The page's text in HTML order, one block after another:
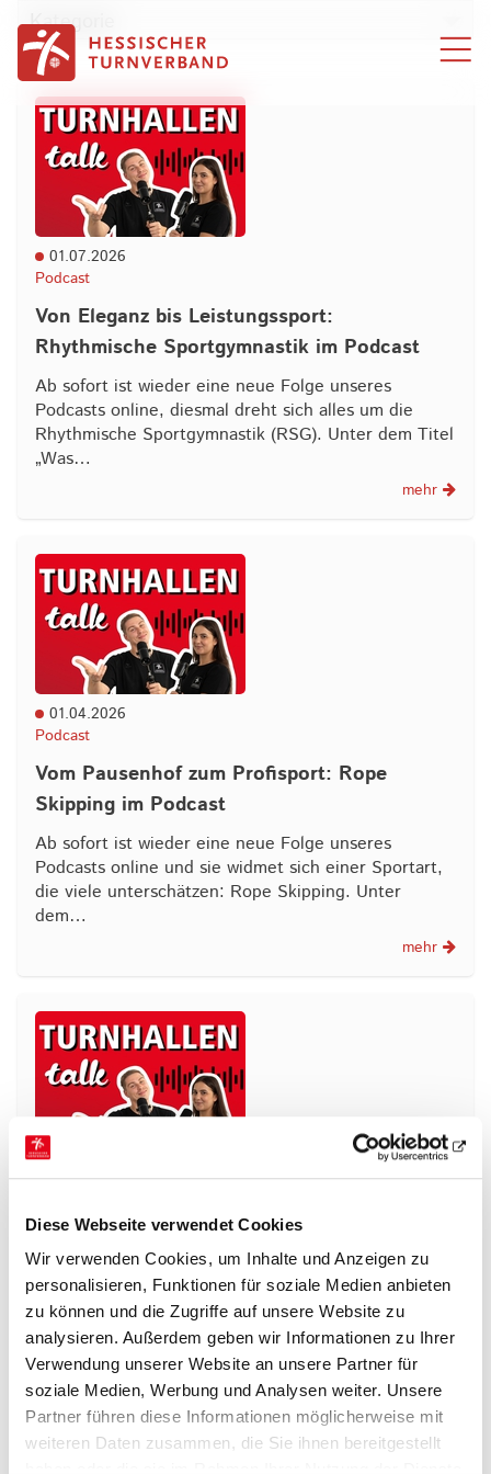
Diese Webseite verwendet Cookies
Wir verwenden Cookies, um Inhalte und Anzeigen zu
personalisieren, Funktionen für soziale Medien anbieten
zu können und die Zugriffe auf unsere Website zu
analysieren. Außerdem geben wir Informationen zu Ihrer
Verwendung unserer Website an unsere Partner für
soziale Medien, Werbung und Analysen weiter. Unsere
Partner führen diese Informationen möglicherweise mit
weiteren Daten zusammen, die Sie ihnen bereitgestellt
Kategorie
01.07.2026
Podcast
Von Eleganz bis Leistungssport:
Rhythmische Sportgymnastik im Podcast
Ab sofort ist wieder eine neue Folge unseres
Podcasts online, diesmal dreht sich alles um die
Rhythmische Sportgymnastik (RSG). Unter dem Titel
„Was…
mehr
01.04.2026
Podcast
Vom Pausenhof zum Profisport: Rope
Skipping im Podcast
Ab sofort ist wieder eine neue Folge unseres
Podcasts online und sie widmet sich einer Sportart,
die viele unterschätzen: Rope Skipping. Unter
dem…
mehr
Neue Podcastfolge online: All about LKTF
mit Paula Gremm
Wie fühlt sich eigentlich die Atmosphäre beim
Landeskinderturnfest an? Welche Momente bleiben
wirklich hängen und warum sprechen so viele noch
Jahre…
mehr